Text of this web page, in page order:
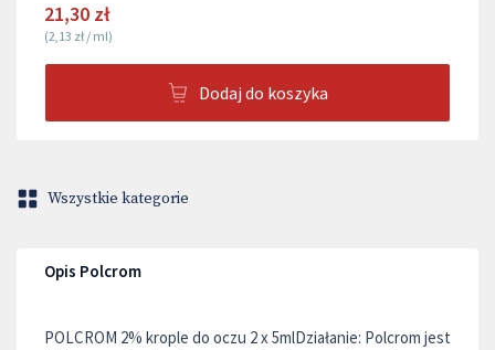
21,30 zł
(2,13 zł / ml)
Dodaj do koszyka
Wszystkie kategorie
Opis Polcrom
POLCROM 2% krople do oczu 2 x 5mlDziałanie: Polcrom jest